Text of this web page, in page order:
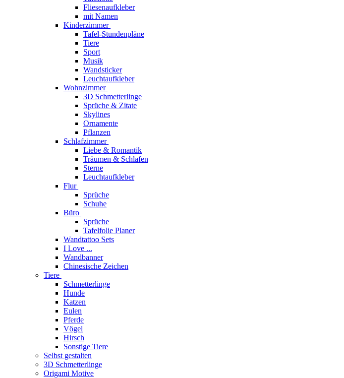
Fliesenaufkleber
mit Namen
Kinderzimmer
Tafel-Stundenpläne
Tiere
Sport
Musik
Wandsticker
Leuchtaufkleber
Wohnzimmer
3D Schmetterlinge
Sprüche & Zitate
Skylines
Ornamente
Pflanzen
Schlafzimmer
Liebe & Romantik
Träumen & Schlafen
Sterne
Leuchtaufkleber
Flur
Sprüche
Schuhe
Büro
Sprüche
Tafelfolie Planer
Wandtattoo Sets
I Love ...
Wandbanner
Chinesische Zeichen
Tiere
Schmetterlinge
Hunde
Katzen
Eulen
Pferde
Vögel
Hirsch
Sonstige Tiere
Selbst gestalten
3D Schmetterlinge
Origami Motive